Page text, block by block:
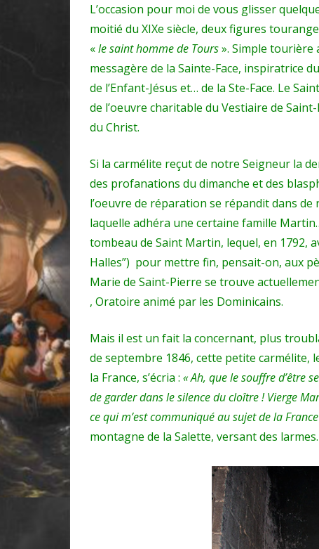
L’occasion pour moi de vous glisser
moitié du XIXe siècle, deux figures
«le saint homme de Tours». Simple tourière
messagère de la Sainte-Face, inspiratrice
de l’Enfant-Jésus et… de la Ste-Face. Le
de l’oeuvre charitable du Vestiaire de
du Christ.
Si la carmélite reçut de notre Seigneur la
des profanations du dimanche et des
l’oeuvre de réparation se répandit dans
laquelle adhéra une certaine famille
tombeau de Saint Martin, lequel, en 1792,
Halles”) pour mettre fin, pensait-on, aux
Marie de Saint-Pierre se trouve
, Oratoire animé par les Dominicains.
Mais il est un fait la concernant, plus
de septembre 1846, cette petite carmélite,
la France, s’écria : « Ah, que le souffre d’être
de garder dans le silence du cloître ! Vierge
ce qui m’est communiqué au sujet de la France
montagne de la Salette, versant des